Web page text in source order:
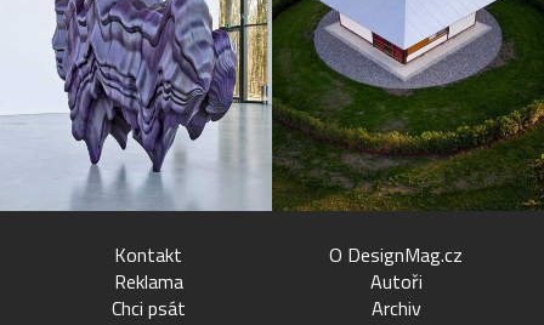
Kontakt
Reklama
Chci psát
O DesignMag.cz
Autoři
Archiv